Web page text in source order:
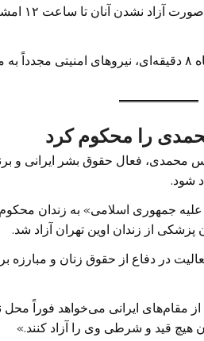
مطلب‌زاده،
دقایقی بعد از انتشار این اظهارات در یک مصاحبه کوتاه ۸ دقیقه‌ای،
را محکوم کرد
محمدی، فعال حقوق بشر ایرانی و
شود.
علیه جمهوری اسلامی» به زندان
از زندان اوین تهران آزاد شد.
۲۰۲۳ به‌دلیل سه دهه فعالیت در دفاع از حقوق زنان و
از مقام‌های ایرانی می‌خواهد فوراً
هیچ قید و شرطی وی را آزاد کنند.»